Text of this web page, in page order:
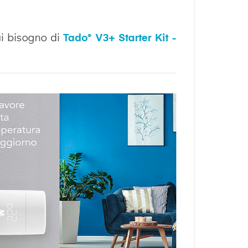
bisogno diTado° V3+ Starter Kit -